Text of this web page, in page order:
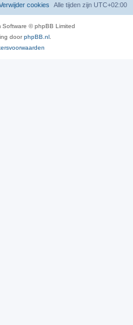
Alle tijden zijn UTC+02:00
cookies
Software © phpBB Limited
doorphpBB.nl